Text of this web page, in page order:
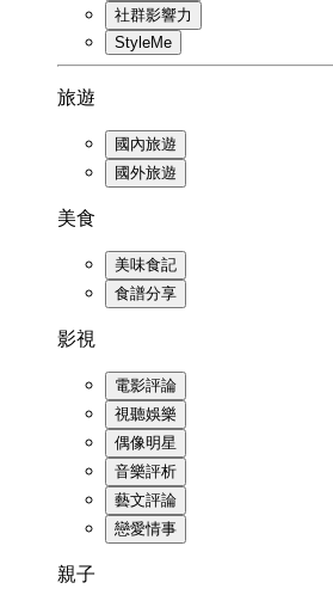
社群影響力
StyleMe
旅遊
國內旅遊
國外旅遊
美食
美味食記
食譜分享
影視
電影評論
視聽娛樂
偶像明星
音樂評析
藝文評論
戀愛情事
親子